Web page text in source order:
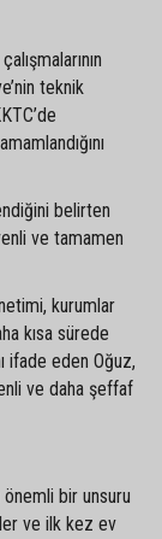
teknik
belirten
ve tamamen
kurumlar
kısa sürede
ifade eden Oğuz,
ve daha şeffaf
önemli bir unsuru
ve ilk kez ev